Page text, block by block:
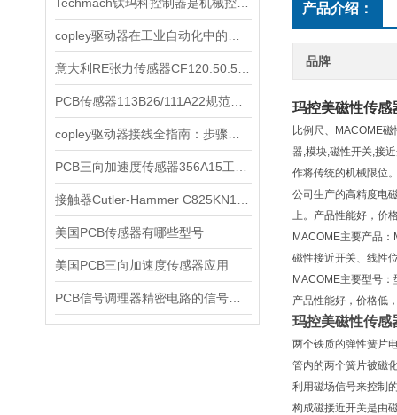
美国PCB传感器有哪些型号
美国PCB三向加速度传感器应用
产品介绍：
品牌
玛控美磁性传感
比例尺、MACOME
器,模块,磁性开关,接
作将传统的机械限位
公司生产的高精度电
上。产品性能好，价
MACOME主要产品
磁性接近开关、线性
MACOME主要型号
产品性能好，价格低
玛控美磁性传感
两个铁质的弹性簧片
管内的两个簧片被磁
利用磁场信号来控制
构成磁接近开关是由